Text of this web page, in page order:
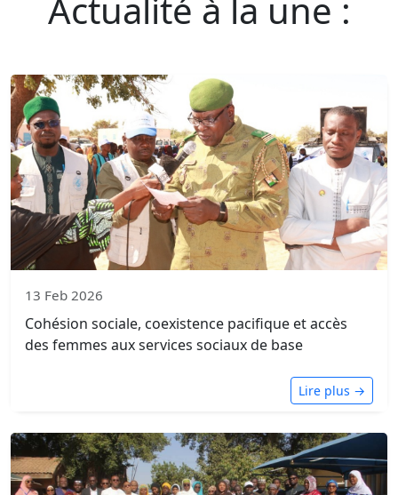
Actualité à la une :
13 Feb 2026
Cohésion sociale, coexistence pacifique et accès
des femmes aux services sociaux de base
Lire plus →